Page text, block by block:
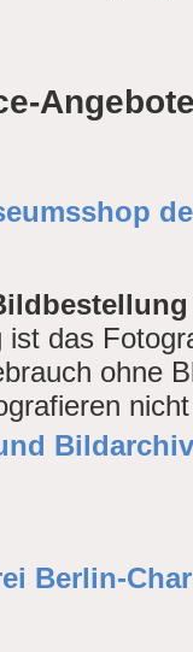
ist das
ohne
Berlin-